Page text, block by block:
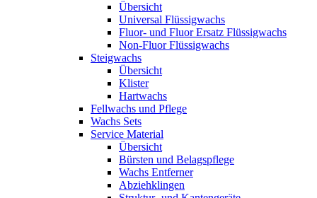
Übersicht
Universal Flüssigwachs
Fluor- und Fluor Ersatz Flüssigwachs
Non-Fluor Flüssigwachs
Steigwachs
Übersicht
Klister
Hartwachs
Fellwachs und Pflege
Wachs Sets
Service Material
Übersicht
Bürsten und Belagspflege
Wachs Entferner
Abziehklingen